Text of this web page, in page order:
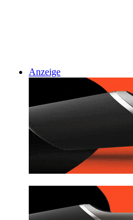
Anzeige